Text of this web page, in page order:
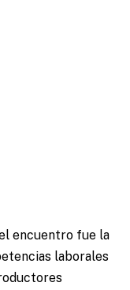
encuentro fue la
laborales